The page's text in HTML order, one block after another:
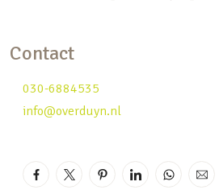
wasmachine en droger, daarnaast
vierde slaapkamer. Door het plaatsen
dakkapel kun je de zolder vergoten,
verbouwing ruimer gemaakt.
Contact
030-6884535
info@overduyn.nl